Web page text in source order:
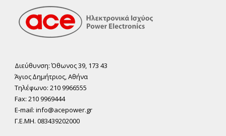
Διεύθυνση: Όθωνος 39, 173 43
Άγιος ∆ηµήτριος, Αθήνα
Τηλέφωνο: 210 9966555
Fax: 210 9969444
E-mail: info@acepower.gr
Γ.Ε.ΜΗ. 083439202000